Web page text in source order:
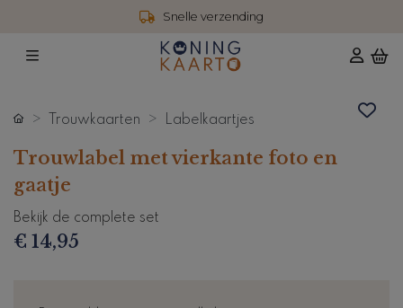
Snelle verzending
Trouwkaarten Labelkaartjes
Trouwlabel met vierkante foto en
gaatje
Bekijk de complete set
€ 14,95